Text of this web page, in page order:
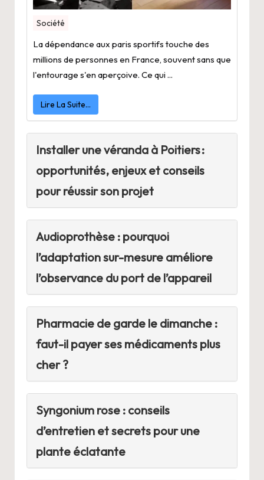
Société
La dépendance aux paris sportifs touche des
millions de personnes en France, souvent sans que
l'entourage s'en aperçoive. Ce qui ...
Lire La Suite…
Installer une véranda à Poitiers :
opportunités, enjeux et conseils
pour réussir son projet
Audioprothèse : pourquoi
l’adaptation sur-mesure améliore
l’observance du port de l’appareil
Pharmacie de garde le dimanche :
faut-il payer ses médicaments plus
cher ?
Syngonium rose : conseils
d’entretien et secrets pour une
plante éclatante